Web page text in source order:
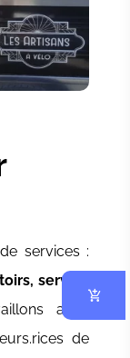
services :
service
avec
de